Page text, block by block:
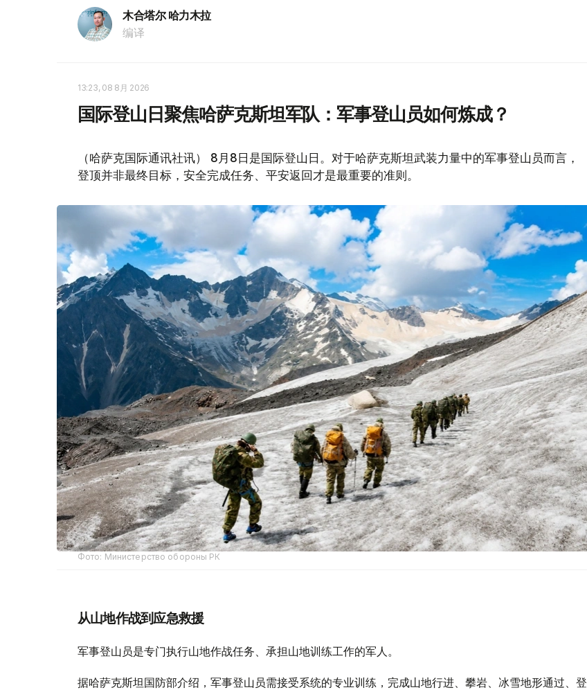
木合塔尔 哈力木拉
编译
13:23, 08 8月 2026
国际登山日聚焦哈萨克斯坦军队：军事登山员如何炼成？
（哈萨克国际通讯社讯） 8月8日是国际登山日。对于哈萨克斯坦武装力量中的军事登山员而言，
登顶并非最终目标，安全完成任务、平安返回才是最重要的准则。
Фото: Министерство обороны РК
从山地作战到应急救援
军事登山员是专门执行山地作战任务、承担山地训练工作的军人。
据哈萨克斯坦国防部介绍，军事登山员需接受系统的专业训练，完成山地行进、攀岩、冰雪地形通过、登